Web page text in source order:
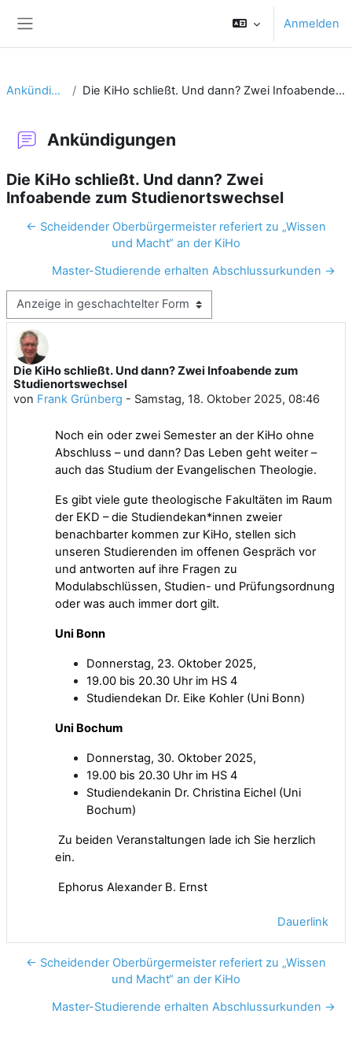
Anmelden
Ankündigungen Die KiHo schließt. Und dann? Zwei Infoabende zum Studienortswechsel
Ankündigungen
Die KiHo schließt. Und dann? Zwei
Infoabende zum Studienortswechsel
← Scheidender Oberbürgermeister referiert zu „Wissen
und Macht“ an der KiHo
Master-Studierende erhalten Abschlussurkunden →
Anzeigemodus
Die KiHo schließt. Und dann? Zwei Infoabende zum
Studienortswechsel
von Frank Grünberg - Samstag, 18. Oktober 2025, 08:46
Anzahl Antworten: 0
Noch ein oder zwei Semester an der KiHo ohne
Abschluss – und dann? Das Leben geht weiter –
auch das Studium der Evangelischen Theologie.
Es gibt viele gute theologische Fakultäten im Raum
der EKD – die Studiendekan*innen zweier
benachbarter kommen zur KiHo, stellen sich
unseren Studierenden im offenen Gespräch vor
und antworten auf ihre Fragen zu
Modulabschlüssen, Studien- und Prüfungsordnung
oder was auch immer dort gilt.
Uni Bonn
Donnerstag, 23. Oktober 2025,
19.00 bis 20.30 Uhr im HS 4
Studiendekan Dr. Eike Kohler (Uni Bonn)
Uni Bochum
Donnerstag, 30. Oktober 2025,
19.00 bis 20.30 Uhr im HS 4
Studiendekanin Dr. Christina Eichel (Uni
Bochum)
Zu beiden Veranstaltungen lade ich Sie herzlich
ein.
Ephorus Alexander B. Ernst
Dauerlink
← Scheidender Oberbürgermeister referiert zu „Wissen
und Macht“ an der KiHo
Master-Studierende erhalten Abschlussurkunden →